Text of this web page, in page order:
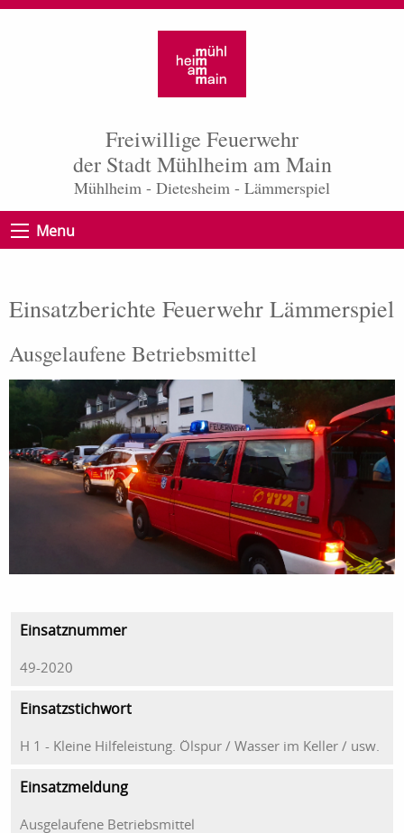
Freiwillige Feuerwehr
der Stadt Mühlheim am Main
Mühlheim - Dietesheim - Lämmerspiel
Menu
Einsatzberichte Feuerwehr Lämmerspiel
Ausgelaufene Betriebsmittel
Einsatznummer
49-2020
Einsatzstichwort
H 1 - Kleine Hilfeleistung. Ölspur / Wasser im Keller / usw.
Einsatzmeldung
Ausgelaufene Betriebsmittel